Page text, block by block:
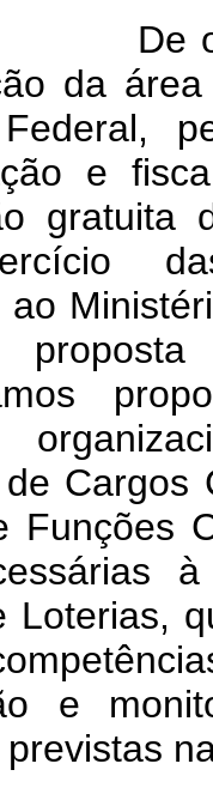
outra
da
e
ao
Cargos
Funções
Loterias,
e